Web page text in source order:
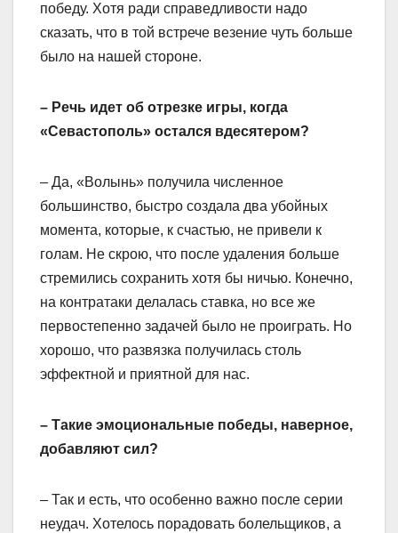
победу. Хотя ради справедливости надо
сказать, что в той встрече везение чуть больше
было на нашей стороне.
– Речь идет об отрезке игры, когда
«Севастополь» остался вдесятером?
– Да, «Волынь» получила численное
большинство, быстро создала два убойных
момента, которые, к счастью, не привели к
голам. Не скрою, что после удаления больше
стремились сохранить хотя бы ничью. Конечно,
на контратаки делалась ставка, но все же
первостепенно задачей было не проиграть. Но
хорошо, что развязка получилась столь
эффектной и приятной для нас.
– Такие эмоциональные победы, наверное,
добавляют сил?
– Так и есть, что особенно важно после серии
неудач. Хотелось порадовать болельщиков, а